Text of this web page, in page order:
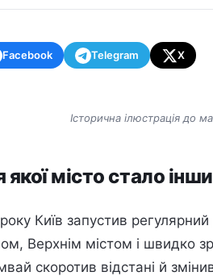
Facebook Telegram X
Історична ілюстрація до
якої місто стало
Київ запустив
Верхнім містом і швидко
скоротив відстані й